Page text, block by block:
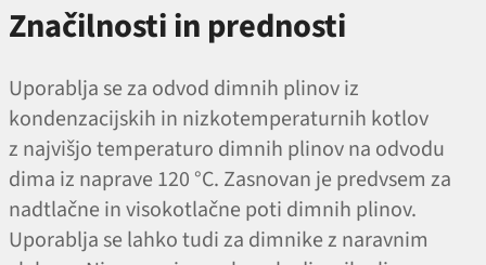
Značilnosti in prednosti
Uporablja se za odvod dimnih plinov iz
kondenzacijskih in nizkotemperaturnih kotlov
z najvišjo temperaturo dimnih plinov na odvodu
dima iz naprave 120 °C. Zasnovan je predvsem za
nadtlačne in visokotlačne poti dimnih plinov.
Uporablja se lahko tudi za dimnike z naravnim